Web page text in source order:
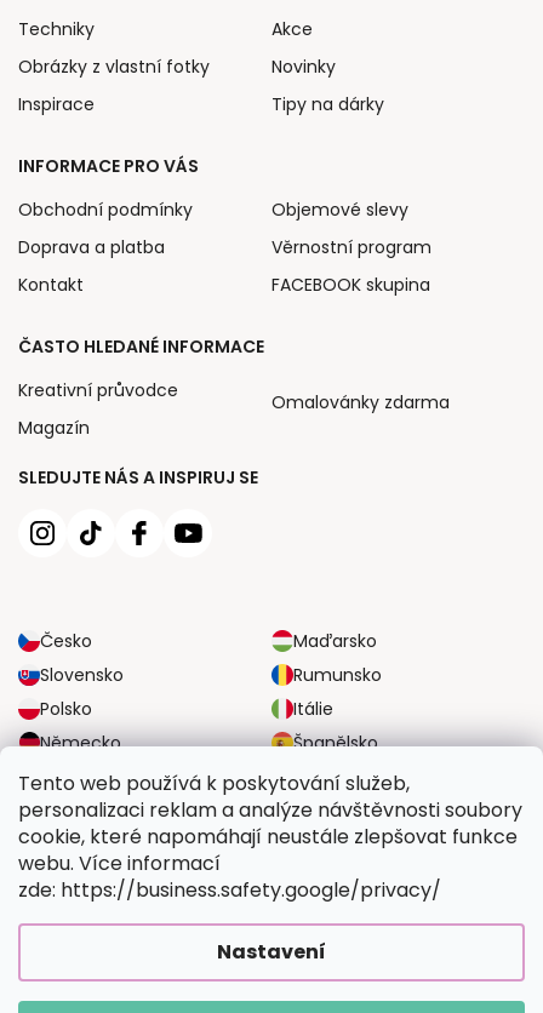
Tento web používá k poskytování služeb,
personalizaci reklam a analýze návštěvnosti soubory
cookie, které napomáhají neustále zlepšovat funkce
webu. Více informací
zde: https://business.safety.google/privacy/
Nastavení
SLEDUJTE NÁS A INSPIRUJ SE
Česko
Maďarsko
Slovensko
Rumunsko
Polsko
Itálie
Německo
Španělsko
Velká Británie
Rakousko
Techniky
Obrázky z vlastní fotky
Inspirace
Akce
Novinky
Tipy na dárky
INFORMACE PRO VÁS
Obchodní podmínky
Doprava a platba
Kontakt
Objemové slevy
Věrnostní program
FACEBOOK skupina
ČASTO HLEDANÉ INFORMACE
Kreativní průvodce
Magazín
Omalovánky zdarma
SPOLEHLIVÉ MOŽNOSTI DOPRAVY
BEZPEČNÉ MOŽNOSTI PLATBY